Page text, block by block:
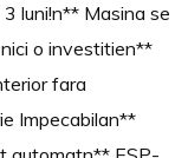
luni!n** Masina se
o investitien**
fara
Impecabilan**